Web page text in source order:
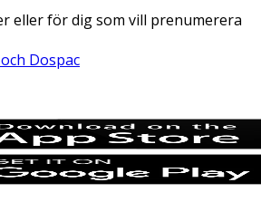
eller för dig som vill prenumerera
Dospac